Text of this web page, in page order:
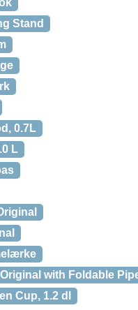
Stand
0.7L
L
with Foldable
Cup, 1.2 dl